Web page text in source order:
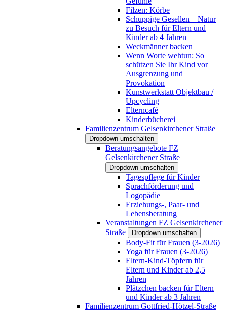
Filzen: Körbe
Schuppige Gesellen – Natur
zu Besuch für Eltern und
Kinder ab 4 Jahren
Weckmänner backen
Wenn Worte wehtun: So
schützen Sie Ihr Kind vor
Ausgrenzung und
Provokation
Kunstwerkstatt Objektbau /
Upcycling
Elterncafé
Kinderbücherei
Familienzentrum Gelsenkirchener Straße
Dropdown umschalten
Beratungsangebote FZ
Gelsenkirchener Straße
Dropdown umschalten
Tagespflege für Kinder
Sprachförderung und
Logopädie
Erziehungs-, Paar- und
Lebensberatung
Veranstaltungen FZ Gelsenkirchener
Straße
Dropdown umschalten
Body-Fit für Frauen (3-2026)
Yoga für Frauen (3-2026)
Eltern-Kind-Töpfern für
Eltern und Kinder ab 2,5
Jahren
Plätzchen backen für Eltern
und Kinder ab 3 Jahren
Familienzentrum Gottfried-Hötzel-Straße